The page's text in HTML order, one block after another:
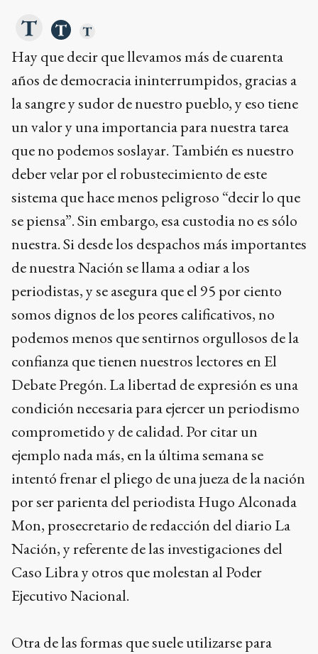
Hay que decir que llevamos más de cuarenta
años de democracia ininterrumpidos, gracias a
la sangre y sudor de nuestro pueblo, y eso tiene
un valor y una importancia para nuestra tarea
que no podemos soslayar. También es nuestro
deber velar por el robustecimiento de este
sistema que hace menos peligroso “decir lo que
se piensa”. Sin embargo, esa custodia no es sólo
nuestra. Si desde los despachos más importantes
de nuestra Nación se llama a odiar a los
periodistas, y se asegura que el 95 por ciento
somos dignos de los peores calificativos, no
podemos menos que sentirnos orgullosos de la
confianza que tienen nuestros lectores en El
Debate Pregón. La libertad de expresión es una
condición necesaria para ejercer un periodismo
comprometido y de calidad. Por citar un
ejemplo nada más, en la última semana se
intentó frenar el pliego de una jueza de la nación
por ser parienta del periodista Hugo Alconada
Mon, prosecretario de redacción del diario La
Nación, y referente de las investigaciones del
Caso Libra y otros que molestan al Poder
Ejecutivo Nacional.
Otra de las formas que suele utilizarse para